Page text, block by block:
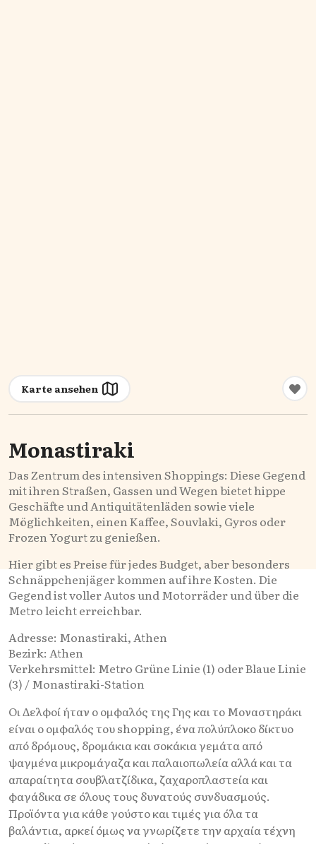
Karte ansehen
Monastiraki
Das Zentrum des intensiven Shoppings: Diese Gegend
mit ihren Straßen, Gassen und Wegen bietet hippe
Geschäfte und Antiquitätenläden sowie viele
Möglichkeiten, einen Kaffee, Souvlaki, Gyros oder
Frozen Yogurt zu genießen.
Hier gibt es Preise für jedes Budget, aber besonders
Schnäppchenjäger kommen auf ihre Kosten. Die
Gegend ist voller Autos und Motorräder und über die
Metro leicht erreichbar.
Adresse: Monastiraki, Athen
Bezirk: Athen
Verkehrsmittel: Metro Grüne Linie (1) oder Blaue Linie
(3) / Monastiraki-Station
Οι Δελφοί ήταν ο ομφαλός της Γης και το Μοναστηράκι
είναι ο ομφαλός του shopping, ένα πολύπλοκο δίκτυο
από δρόμους, δρομάκια και σοκάκια γεμάτα από
ψαγμένα μικρομάγαζα και παλαιοπωλεία αλλά και τα
απαραίτητα σουβλατζίδικα, ζαχαροπλαστεία και
φαγάδικα σε όλους τους δυνατούς συνδυασμούς.
Προϊόντα για κάθε γούστο και τιμές για όλα τα
βαλάντια, αρκεί όμως να γνωρίζετε την αρχαία τέχνη